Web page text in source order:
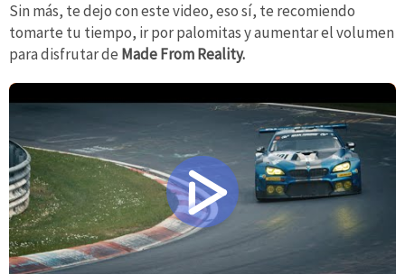
Sin más, te dejo con este video, eso sí, te recomiendo
tomarte tu tiempo, ir por palomitas y aumentar el volumen
para disfrutar de Made From Reality.